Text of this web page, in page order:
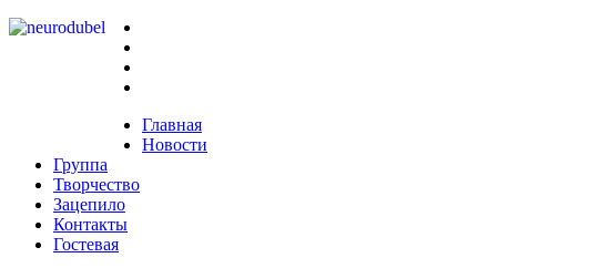
Главная
Новости
Группа
Творчество
Зацепило
Контакты
Гостевая